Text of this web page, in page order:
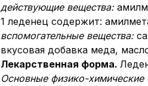
действующие вещества:
1 леденец содержит:
вспомогательные вещества:
вкусовая добавка меда,
Лекарственная форма.
Основные физико-химические